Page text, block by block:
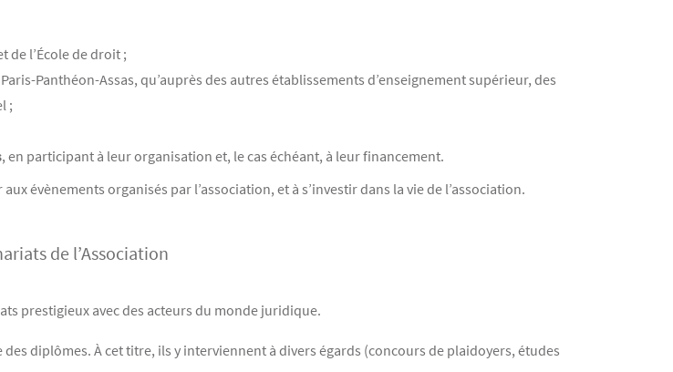
de l’École de droit ;
Panthéon-Assas, qu’auprès des autres établissements d’enseignement supérieur, des
;
, en participant à leur organisation et, le cas échéant, à leur financement.
évènements organisés par l’association, et à s’investir dans la vie de l’association.
de l’Association
prestigieux avec des acteurs du monde juridique.
diplômes. À cet titre, ils y interviennent à divers égards (concours de plaidoyers, études